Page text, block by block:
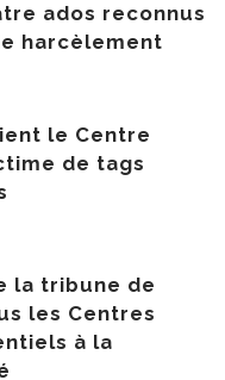
ados reconnus
harcèlement
le Centre
de tags
la tribune de
les Centres
à la